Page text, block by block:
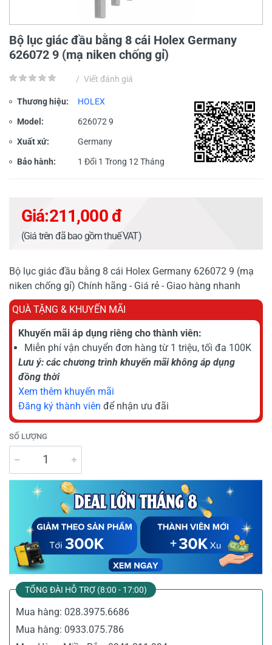
Bộ lục giác đầu bằng 8 cái Holex Germany
626072 9 (mạ niken chống gỉ)
/ Viết đánh giá
Thương hiệu: HOLEX
Model: 626072 9
Xuất xứ: Germany
Bảo hành: 1 Đổi 1 Trong 12 Tháng
Giá:211,000 đ
(Giá trên đã bao gồm thuế VAT)
Bộ lục giác đầu bằng 8 cái Holex Germany 626072 9 (mạ
niken chống gỉ) Chính hãng - Giá rẻ - Giao hàng nhanh
QUÀ TẶNG & KHUYẾN MÃI
Khuyến mãi áp dụng riêng cho thành viên:
Miễn phí vận chuyển đơn hàng từ 1 triệu, tối đa 100K
Lưu ý: các chương trình khuyến mãi không áp dụng
đồng thời
Xem thêm khuyến mãi
Đăng ký thành viên để nhận ưu đãi
SỐ LƯỢNG
TỔNG ĐÀI HỖ TRỢ (8:00 - 17:00)
Mua hàng: 028.3975.6686
Mua hàng: 0933.075.786